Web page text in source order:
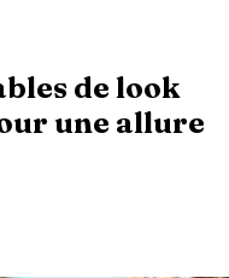
de look
une allure